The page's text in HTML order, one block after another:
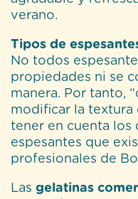
verano.
Tipos de
No todos
propiedades ni se
manera. Por tanto,
modificar la textura
tener en cuenta los
espesantes que
profesionales de
Las gelatinas